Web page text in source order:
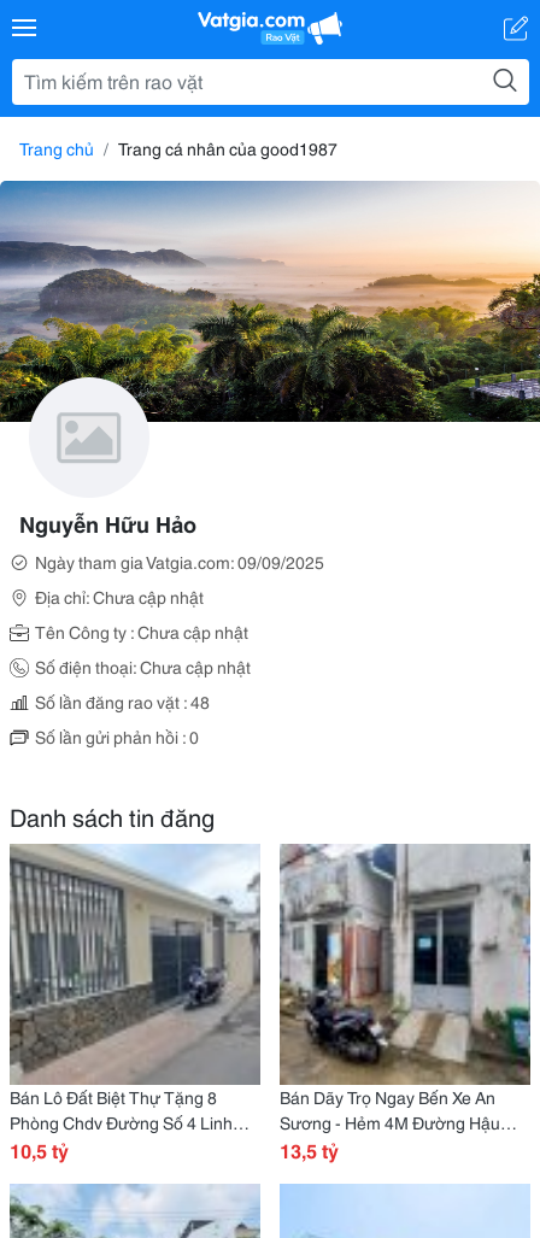
Trang chủ Trang cá nhân của good1987
Nguyễn Hữu Hảo
Ngày tham gia Vatgia.com: 09/09/2025
Địa chỉ: Chưa cập nhật
Tên Công ty : Chưa cập nhật
Số điện thoại: Chưa cập nhật
Số lần đăng rao vặt : 48
Số lần gửi phản hồi : 0
Danh sách tin đăng
Bán Lô Đất Biệt Thự Tặng 8
Phòng Chdv Đường Số 4 Linh
Tây Thành Phố Thủ Đức
10,5 tỷ
Bán Dãy Trọ Ngay Bến Xe An
Sương - Hẻm 4M Đường Hậu
Lân 4 - Bà Điểm - Hóc Môn
13,5 tỷ